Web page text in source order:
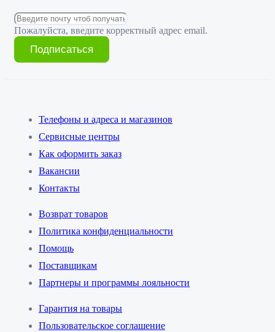
Пожалуйста, введите корректный адрес email.
Подписаться
Телефоны и адреса и магазинов
Сервисные центры
Как оформить заказ
Вакансии
Контакты
Возврат товаров
Политика конфиденциальности
Помощь
Поставщикам
Партнеры и программы лояльности
Гарантия на товары
Пользовательское соглашение